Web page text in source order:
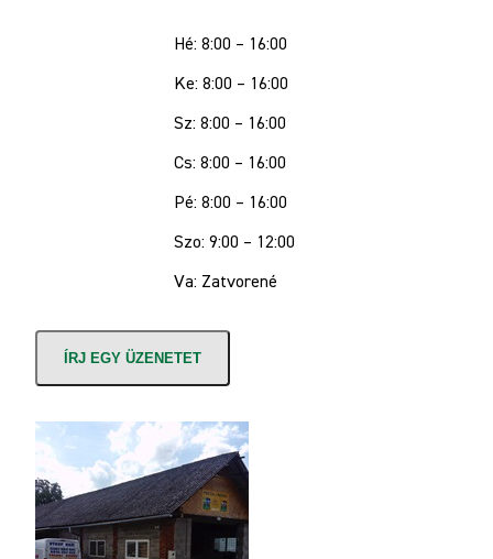
Hé: 8:00 – 16:00
Ke: 8:00 – 16:00
Sz: 8:00 – 16:00
Cs: 8:00 – 16:00
Pé: 8:00 – 16:00
Szo: 9:00 – 12:00
Va: Zatvorené
ÍRJ EGY ÜZENETET